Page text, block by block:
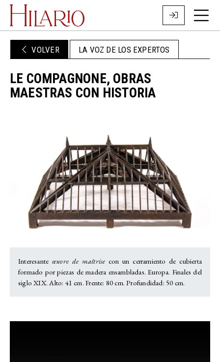
VOLVER LA VOZ DE LOS EXPERTOS
LE COMPAGNONE, OBRAS
MAESTRAS CON HISTORIA
Interesante œuvre de maîtrise con un cerramiento de cubierta
formado por piezas de madera ensambladas. Europa. Finales del
siglo XIX. Alto: 41 cm. Frente: 80 cm. Profundidad: 50 cm.